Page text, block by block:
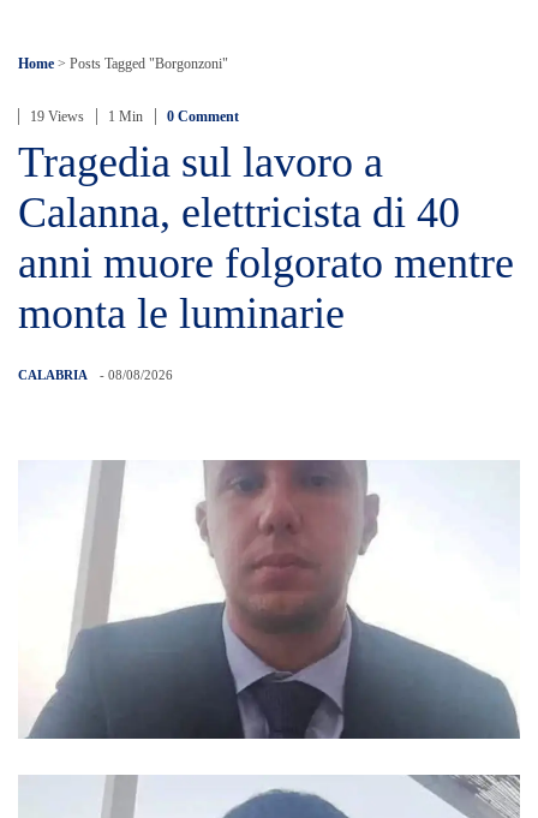
Home > Posts Tagged "borgonzoni"
19 Views 1 Min 0 Comment
Tragedia sul lavoro a
Calanna, elettricista di 40
anni muore folgorato mentre
monta le luminarie
CALABRIA - 08/08/2026